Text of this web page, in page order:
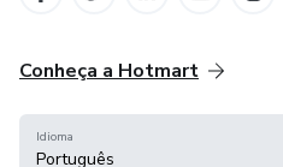
Conheça a Hotmart
Idioma
Português